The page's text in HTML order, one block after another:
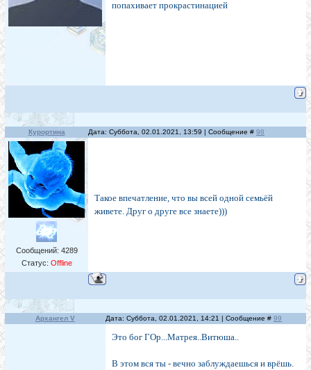
попахивает прокрастинацией
Курортина Дата: Суббота, 02.01.2021, 13:59 | Сообщение # 98
Сообщений: 4289
Статус: Offline
Такое впечатление, что вы всей одной семьёй
живете. Друг о друге все знаете)))
Архангел V Дата: Суббота, 02.01.2021, 14:21 | Сообщение # 99
Это бог ГОр...Матрея..Витюша..
В этом вся ты - вечно заблуждаешься и врёшь.